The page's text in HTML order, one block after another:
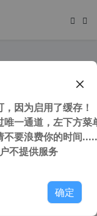
因为启用了缓存！
一通道，左下方菜
不要浪费你的时间
不提供服务
确定